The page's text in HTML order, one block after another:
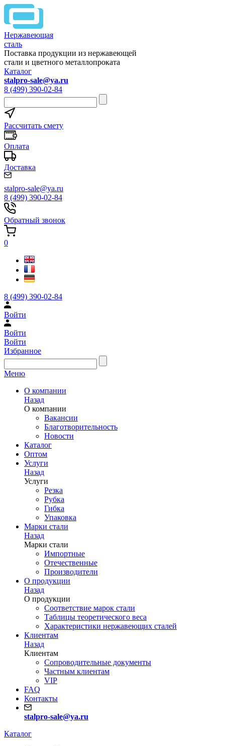
Нержавеющая
сталь
Поставка продукции из нержавеющей
стали и цветного металлопроката
Каталог
stalpro-sale@ya.ru
8 (499) 390-02-84
Рассчитать смету
Оплата
Доставка
stalpro-sale@ya.ru
8 (499) 390-02-84
Обратный звонок
0
8 (499) 390-02-84
Войти
Войти
Войти
Избранное
Меню
О компании
Назад
О компании
Вакансии
Благотворительность
Новости
Каталог
Оптом
Услуги
Назад
Услуги
Резка
Рубка
Гибка
Упаковка
Марки стали
Назад
Марки стали
Импортные
Отечественные
Производители
О продукции
Назад
О продукции
Соответствие марок стали
Таблицы теоретического веса
Характеристики нержавеющих сталей
Клиентам
Назад
Клиентам
Сопроводительные документы
Частным клиентам
VIP
FAQ
Контакты
stalpro-sale@ya.ru
Каталог